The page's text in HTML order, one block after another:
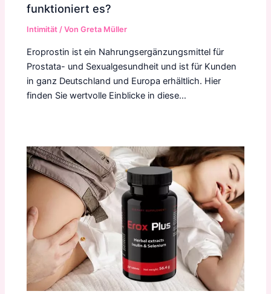
funktioniert es?
Intimität / VonGreta Müller
Eroprostin ist ein Nahrungsergänzungsmittel für
Prostata- und Sexualgesundheit und ist für Kunden
in ganz Deutschland und Europa erhältlich. Hier
finden Sie wertvolle Einblicke in diese…